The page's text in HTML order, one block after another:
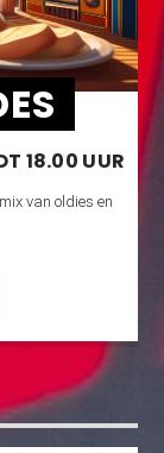
18.00 UUR
van oldies en